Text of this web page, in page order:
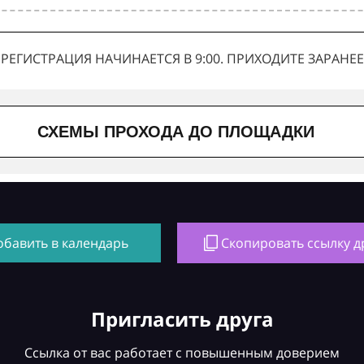
РЕГИСТРАЦИЯ НАЧИНАЕТСЯ В 9:00. ПРИХОДИТЕ ЗАРАНЕЕ
СХЕМЫ ПРОХОДА ДО ПЛОЩАДКИ
в календарь Скопировать ссылку
Пригласить друга
Ссылка от вас работает с повышенным доверием